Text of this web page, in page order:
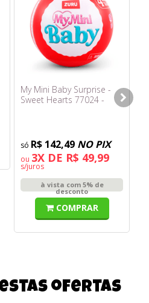
My Mini Baby Surprise -
Sweet Hearts 77024 -
R$ 142,49 NO PIX
ou 3X DE R$ 49,99
s/juros
à vista com 5% de
desconto
COMPRAR
estas ofertas